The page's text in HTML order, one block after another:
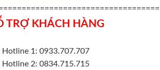
TRỢ KHÁCH HÀNG
Hotline 1: 0933.707.707
Hotline 2: 0834.715.715